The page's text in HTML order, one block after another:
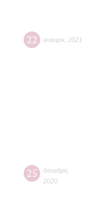
22 января 2021
25 декабря
2020